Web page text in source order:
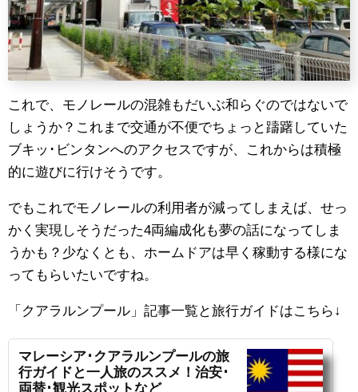
これで、モノレールの混雑もだいぶ和らぐのではないで
しょうか？これまで交通が不便でちょっと躊躇していた
ブキッ･ビンタンへのアクセスですが、これからは積極
的に遊びに行けそうです。
でもこれでモノレールの利用者が減ってしまえば、せっ
かく実現しそうだった4両編成化も夢の話になってしま
うかも？少なくとも、ホームドアは早く稼動する様にな
ってもらいたいですね。
「クアラルンプール」記事一覧と旅行ガイドはこちら ↓
マレーシア･クアラルンプールの旅
行ガイドと一人旅のススメ！治安･
両替･観光スポットなど